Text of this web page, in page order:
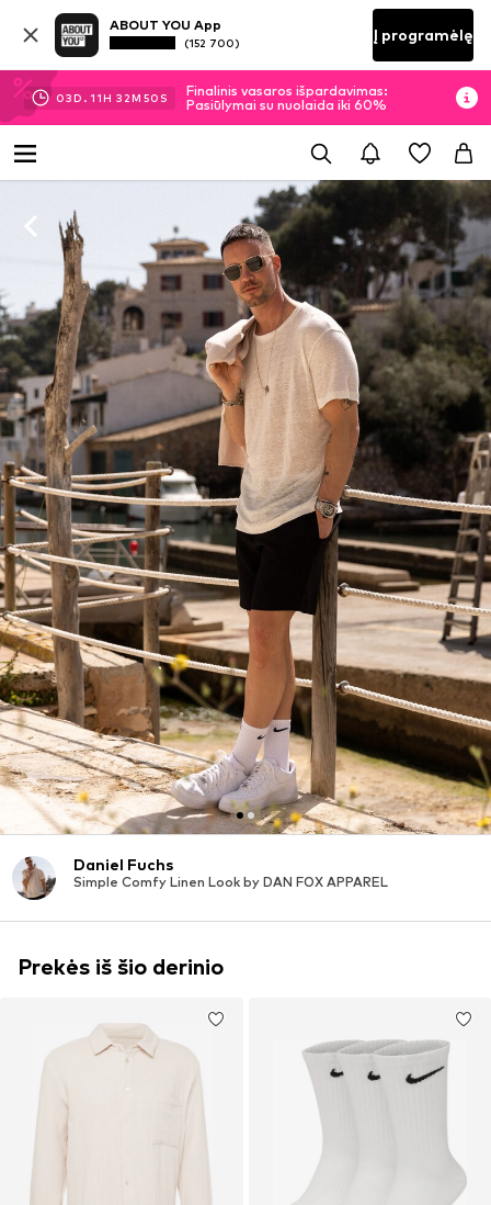
ABOUT YOU App
(152 700) Į programėlę
03D. 11H 32M 49 S
Finalinis vasaros išpardavimas:
Pasiūlymai su nuolaida iki 60%
Daniel Fuchs
Simple Comfy Linen Look by DAN FOX APPAREL
Prekės iš šio derinio